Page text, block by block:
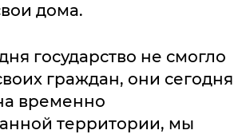
дома.
государство не смогло
граждан, они сегодня
временно
территории, мы